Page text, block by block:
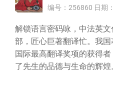
编号：256860 日期
解锁语言密码咏，中法英
部，匠心巨著翻译忙。我
国际最高翻译奖项的获得
了先生的品德与生命的辉